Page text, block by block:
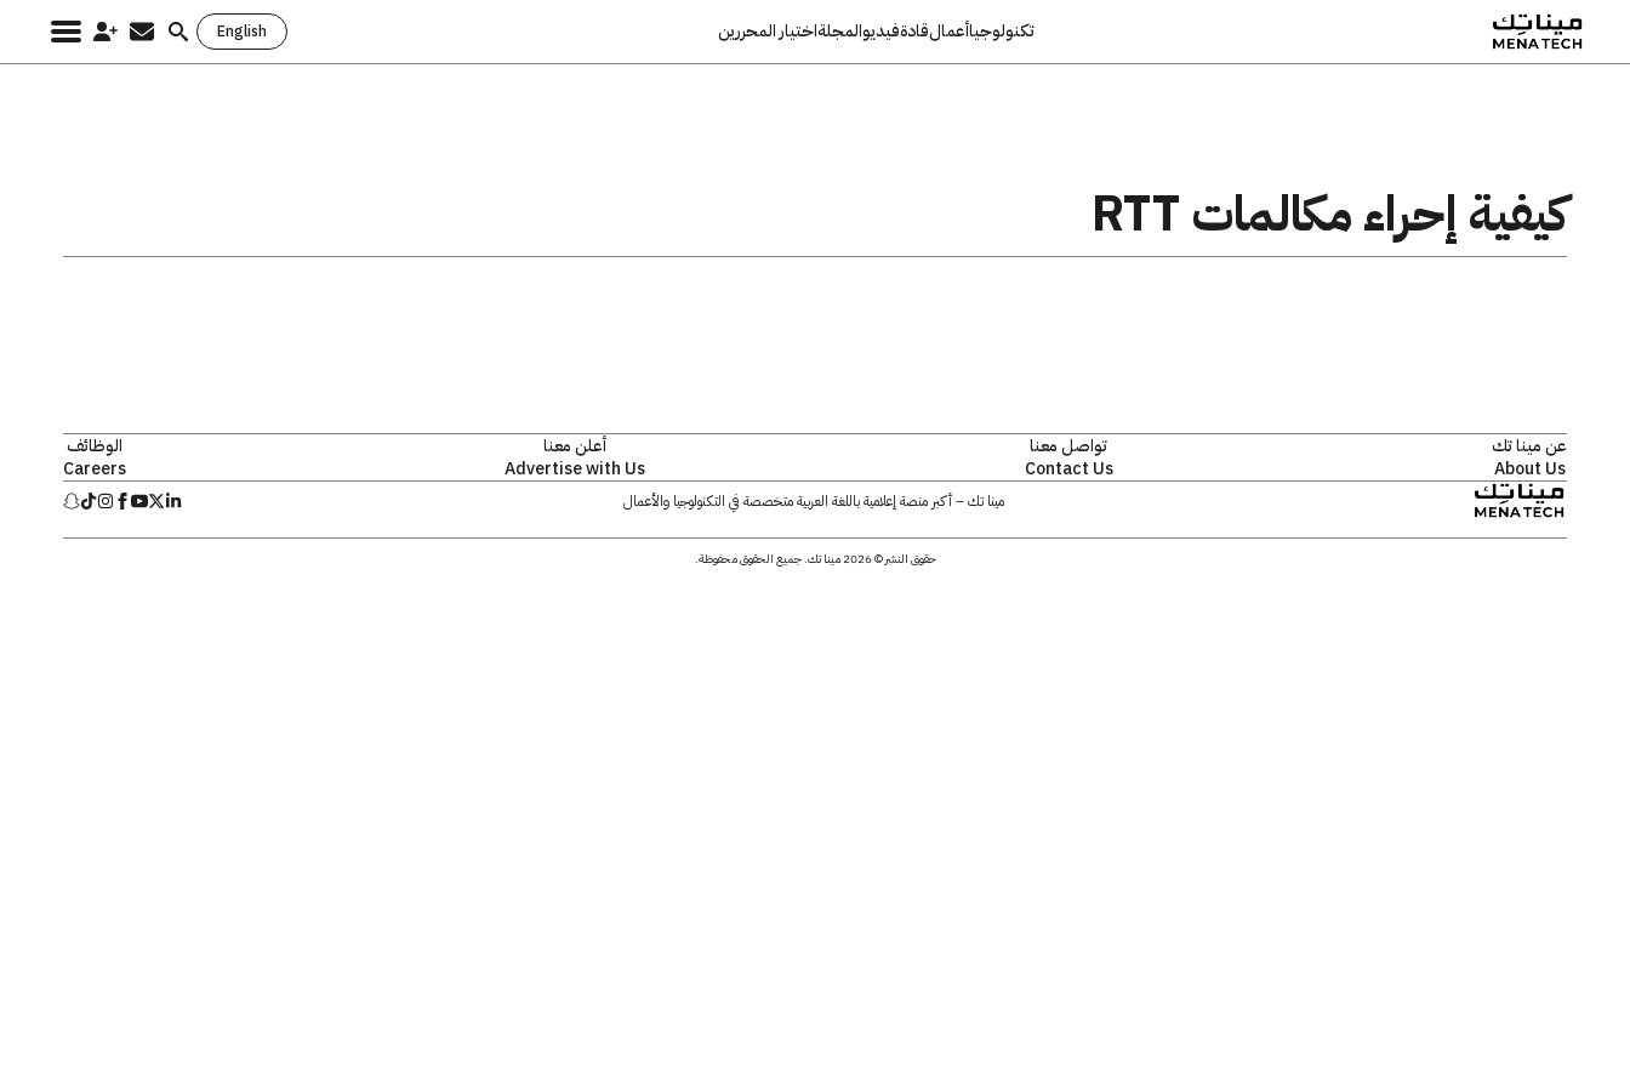
تكنولوجياأعمالقادةفيديوالمجلةاختيار المحررين English
Search
كيفية إحراء مكالمات RTT
عن مينا تك
About Us
تواصل معنا
Contact Us
أعلن معنا
Advertise with Us
الوظائف
Careers
مينا تك – أكبر منصة إعلامية باللغة العربية متخصصة في التكنولوجيا والأعمال
حقوق النشر © 2026 مينا تك. جميع الحقوق محفوظة.